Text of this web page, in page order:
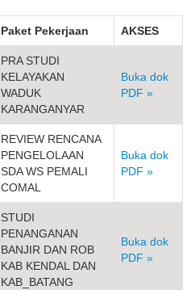
Paket Pekerjaan AKSES
PRA STUDI
KELAYAKAN
WADUK
KARANGANYAR
Buka dok
PDF »
REVIEW RENCANA
PENGELOLAAN
SDA WS PEMALI
COMAL
Buka dok
PDF »
STUDI
PENANGANAN
BANJIR DAN ROB
KAB KENDAL DAN
KAB_BATANG
Buka dok
PDF »